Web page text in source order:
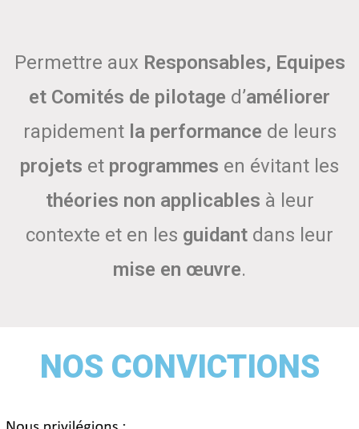
Permettre aux Responsables, Equipes
et Comités de pilotage d’améliorer
rapidement la performance de leurs
projets et programmes en évitant les
théories non applicables à leur
contexte et en les guidant dans leur
mise en œuvre.
NOS CONVICTIONS